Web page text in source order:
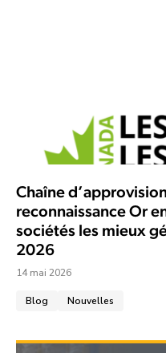
Chaîne
reconnaissance Or
sociétés les mieux
2026
14 mai 2026
Blog Nouvelles